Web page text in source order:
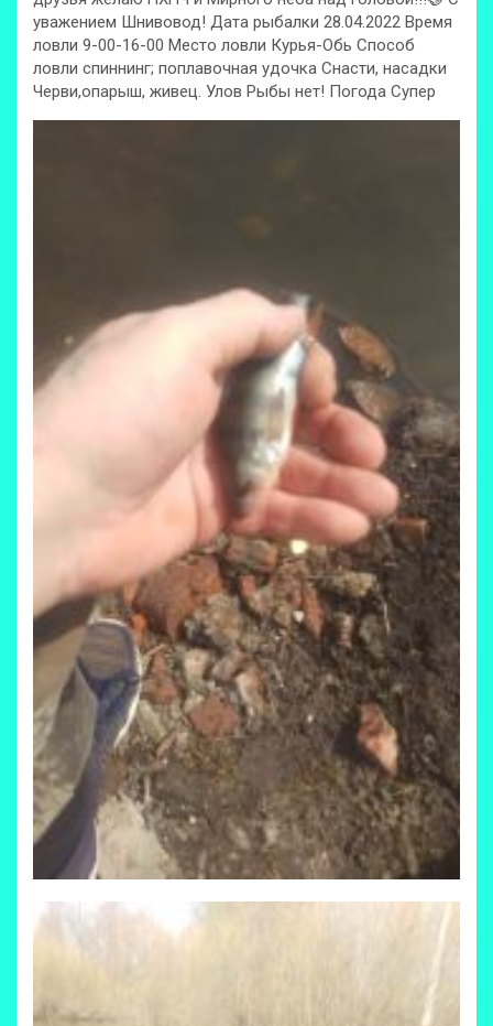
уважением Шнивовод! Дата рыбалки 28.04.2022 Время
ловли 9-00-16-00 Место ловли Курья-Обь Способ
ловли спиннинг; поплавочная удочка Снасти, насадки
Черви,опарыш, живец. Улов Рыбы нет! Погода Супер